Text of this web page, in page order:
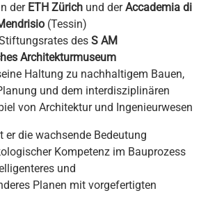
der ETH Zürich und derAccademia di
(Tessin)
des S AM
Architekturmuseum
Haltung zu nachhaltigem Bauen,
und dem interdisziplinären
von Architektur und Ingenieurwesen
er die wachsende Bedeutung
Kompetenz im Bauprozess
und
Planen mit vorgefertigten